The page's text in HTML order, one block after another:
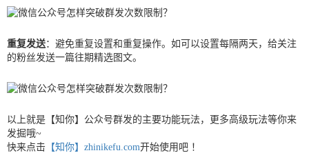
重复发送：避免重复设置和重复操作。如可以设置每隔两天，给关注
的粉丝发送一篇往期精选图文。
以上就是【知你】公众号群发的主要功能玩法，更多高级玩法等你来
发掘哦~
快来点击 【知你】zhinikefu.com开始使用吧 ！